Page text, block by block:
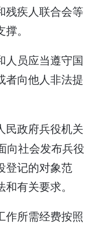
残疾人联合会等
。
人员应当遵守国
者向他人非法提
民政府兵役机关
向社会发布兵役
登记的对象范
有关要求。
作所需经费按照